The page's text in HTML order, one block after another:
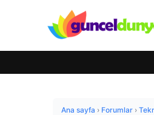
Ana sayfa › Forumlar ›